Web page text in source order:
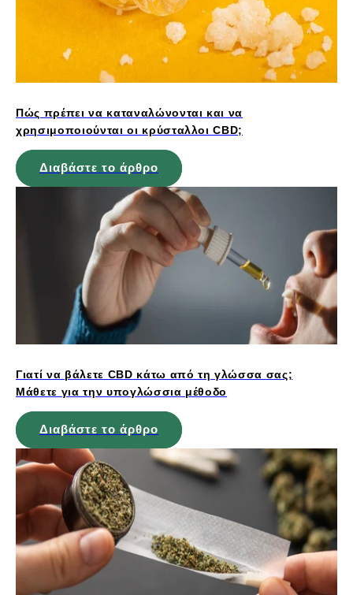
Πώς πρέπει να καταναλώνονται και να
χρησιμοποιούνται οι κρύσταλλοι CBD;
Διαβάστε το άρθρο
Γιατί να βάλετε CBD κάτω από τη γλώσσα σας;
Μάθετε για την υπογλώσσια μέθοδο
Διαβάστε το άρθρο